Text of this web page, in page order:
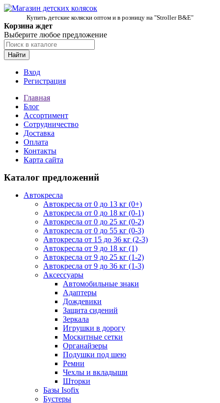
Купить детские коляски оптом и в розницу на "Stroller B&E"
Корзина ждет
Выберите любое предложение
Найти
Вход
Регистрация
Главная
Блог
Ассортимент
Сотрудничество
Доставка
Оплата
Контакты
Карта сайта
Каталог предложений
Автокресла
Автокресла от 0 до 13 кг (0+)
Автокресла от 0 до 18 кг (0-1)
Автокресла от 0 до 25 кг (0-2)
Автокресла от 0 до 55 кг (0-3)
Автокресла от 15 до 36 кг (2-3)
Автокресла от 9 до 18 кг (1)
Автокресла от 9 до 25 кг (1-2)
Автокресла от 9 до 36 кг (1-3)
Аксессуары
Автомобильные знаки
Адаптеры
Дождевики
Защита сидений
Зеркала
Игрушки в дорогу
Москитные сетки
Органайзеры
Подушки под шею
Ремни
Чехлы и вкладыши
Шторки
Базы Isofix
Бустеры